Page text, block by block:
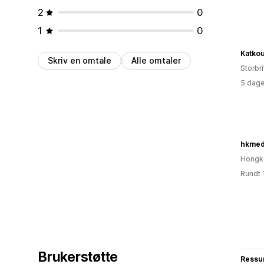
2
0
1
0
Skriv en omtale Alle omtaler
5
Rundt
Brukerstøtte